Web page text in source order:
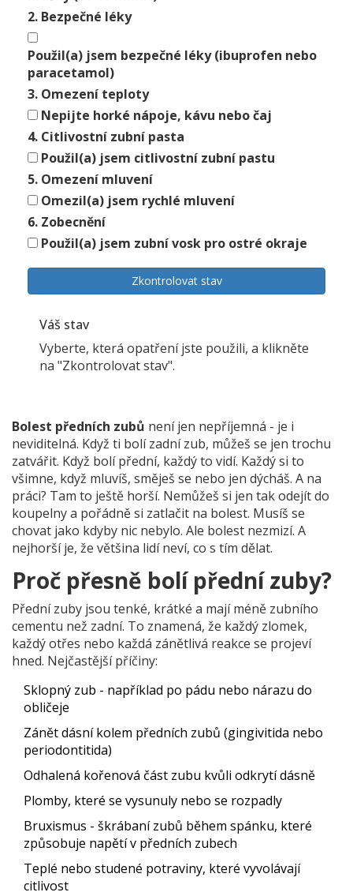
2. Bezpečné léky
Použil(a) jsem bezpečné léky (ibuprofen nebo
paracetamol)
3. Omezení teploty
Nepijte horké nápoje, kávu nebo čaj
4. Citlivostní zubní pasta
Použil(a) jsem citlivostní zubní pastu
5. Omezení mluvení
Omezil(a) jsem rychlé mluvení
6. Zobecnění
Použil(a) jsem zubní vosk pro ostré okraje
Zkontrolovat stav
Váš stav
Vyberte, která opatření jste použili, a klikněte
na "Zkontrolovat stav".
Bolest předních zubů není jen nepříjemná - je i
neviditelná. Když ti bolí zadní zub, můžeš se jen trochu
zatvářit. Když bolí přední, každý to vidí. Každý si to
všimne, když mluvíš, směješ se nebo jen dýcháš. A na
práci? Tam to ještě horší. Nemůžeš si jen tak odejít do
koupelny a pořádně si zatlačit na bolest. Musíš se
chovat jako kdyby nic nebylo. Ale bolest nezmizí. A
nejhorší je, že většina lidí neví, co s tím dělat.
Proč přesně bolí přední zuby?
Přední zuby jsou tenké, krátké a mají méně zubního
cementu než zadní. To znamená, že každý zlomek,
každý otřes nebo každá zánětlivá reakce se projeví
hned. Nejčastější příčiny:
Sklopný zub - například po pádu nebo nárazu do
obličeje
Zánět dásní kolem předních zubů (gingivitida nebo
periodontitida)
Odhalená kořenová část zubu kvůli odkrytí dásně
Plomby, které se vysunuly nebo se rozpadly
Bruxismus - škrábaní zubů během spánku, které
způsobuje napětí v předních zubech
Teplé nebo studené potraviny, které vyvolávají
citlivost